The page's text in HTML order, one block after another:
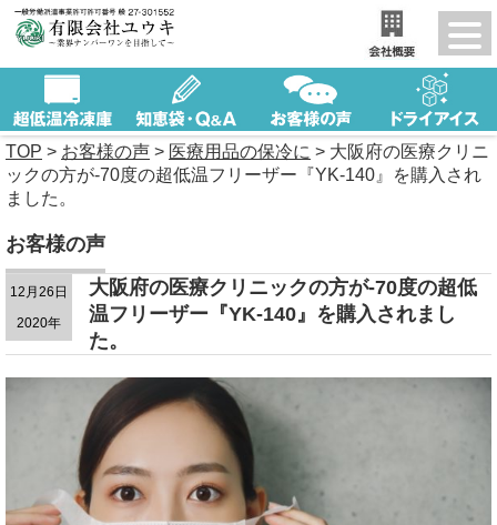
TOP > お客様の声 > 医療用品の保冷に > 大阪府の医療クリニ
ックの方が-70度の超低温フリーザー『YK-140』を購入され
ました。
お客様の声
12月26日
2020年
大阪府の医療クリニックの方が-70度の超低
温フリーザー『YK-140』を購入されまし
た。